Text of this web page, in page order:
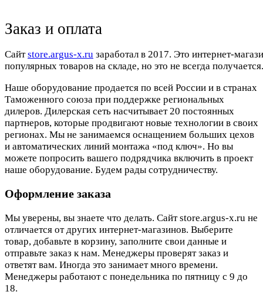
Заказ и оплата
Cайтstore.argus-x.ru заработал в 2017. Это интернет-
популярных товаров на складе, но это не всегда
Наше оборудование продается по всей России и в странах
Таможенного союза при поддержке региональных
дилеров. Дилерская сеть насчитывает 20 постоянных
партнеров, которые продвигают новые технологии в своих
регионах. Мы не занимаемся оснащением больших цехов
и автоматических линий монтажа «под ключ». Но вы
можете попросить вашего подрядчика включить в проект
наше оборудование. Будем рады сотрудничеству.
Оформление заказа
Мы уверены, вы знаете что делать. Сайт store.argus-x.ru не
отличается от других интернет-магазинов. Выберите
товар, добавьте в корзину, заполните свои данные и
отправьте заказ к нам. Менеджеры проверят заказ и
ответят вам. Иногда это занимает много времени.
Менеджеры работают с понедельника по пятницу с 9 до
18.